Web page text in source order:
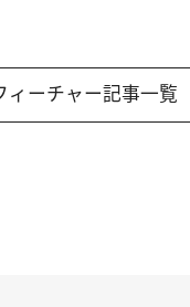
ィーチャー記事一覧